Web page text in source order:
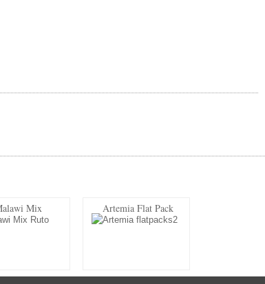
Mix Artemia Flat Pack